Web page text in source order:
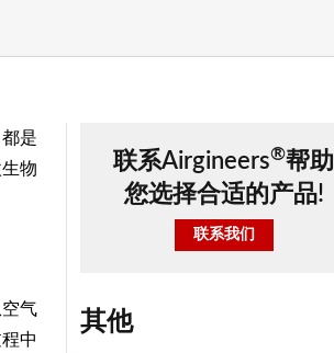
是
物
气
中
联系Airgineers®帮助
您选择合适的产品!
联系我们
其他